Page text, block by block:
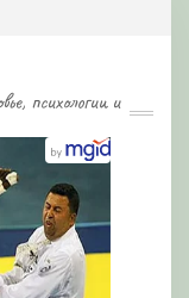
психологии и